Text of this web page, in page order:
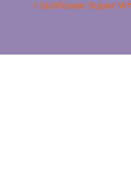
r Sunflower Super